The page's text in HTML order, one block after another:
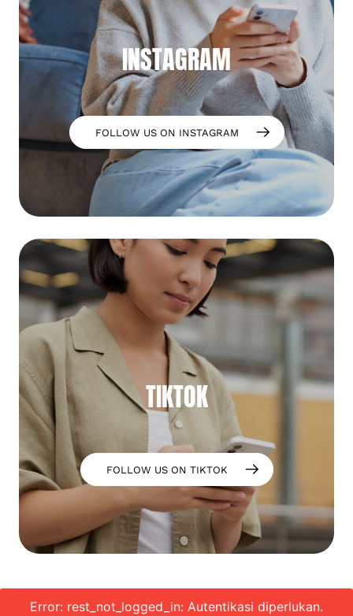
INSTAGRAM
FOLLOW US ON INSTAGRAM
TIKTOK
FOLLOW US ON TIKTOK
Error: rest_not_logged_in: Autentikasi diperlukan.